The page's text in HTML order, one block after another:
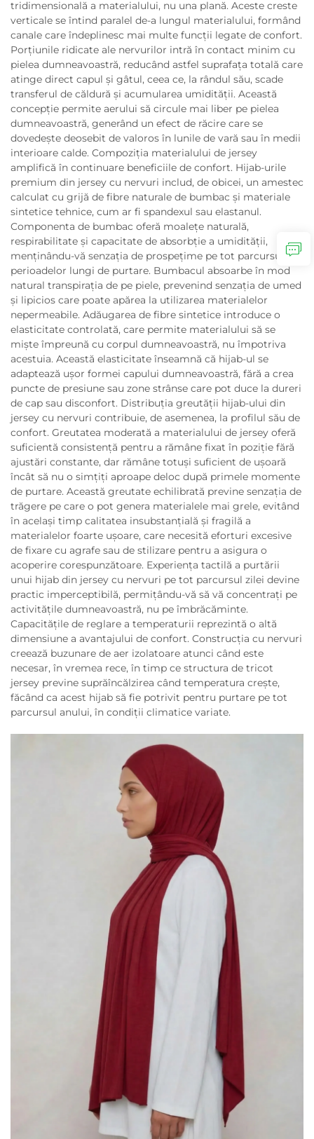
tridimensională a materialului, nu una plană. Aceste creste
verticale se întind paralel de-a lungul materialului, formând
canale care îndeplinesc mai multe funcții legate de confort.
Porțiunile ridicate ale nervurilor intră în contact minim cu
pielea dumneavoastră, reducând astfel suprafața totală care
atinge direct capul și gâtul, ceea ce, la rândul său, scade
transferul de căldură și acumularea umidității. Această
concepție permite aerului să circule mai liber pe pielea
dumneavoastră, generând un efect de răcire care se
dovedește deosebit de valoros în lunile de vară sau în medii
interioare calde. Compoziția materialului de jersey
amplifică în continuare beneficiile de confort. Hijab-urile
premium din jersey cu nervuri includ, de obicei, un amestec
calculat cu grijă de fibre naturale de bumbac și materiale
sintetice tehnice, cum ar fi spandexul sau elastanul.
Componenta de bumbac oferă moalețe naturală,
respirabilitate și capacitate de absorbție a umidității,
menținându-vă senzația de prospețime pe tot parcursul
perioadelor lungi de purtare. Bumbacul absoarbe în mod
natural transpirația de pe piele, prevenind senzația de umed
și lipicios care poate apărea la utilizarea materialelor
nepermeabile. Adăugarea de fibre sintetice introduce o
elasticitate controlată, care permite materialului să se
miște împreună cu corpul dumneavoastră, nu împotriva
acestuia. Această elasticitate înseamnă că hijab-ul se
adaptează ușor formei capului dumneavoastră, fără a crea
puncte de presiune sau zone strânse care pot duce la dureri
de cap sau disconfort. Distribuția greutății hijab-ului din
jersey cu nervuri contribuie, de asemenea, la profilul său de
confort. Greutatea moderată a materialului de jersey oferă
suficientă consistență pentru a rămâne fixat în poziție fără
ajustări constante, dar rămâne totuși suficient de ușoară
încât să nu o simțiți aproape deloc după primele momente
de purtare. Această greutate echilibrată previne senzația de
trăgere pe care o pot genera materialele mai grele, evitând
în același timp calitatea insubstanțială și fragilă a
materialelor foarte ușoare, care necesită eforturi excesive
de fixare cu agrafe sau de stilizare pentru a asigura o
acoperire corespunzătoare. Experiența tactilă a purtării
unui hijab din jersey cu nervuri pe tot parcursul zilei devine
practic imperceptibilă, permițându-vă să vă concentrați pe
activitățile dumneavoastră, nu pe îmbrăcăminte.
Capacitățile de reglare a temperaturii reprezintă o altă
dimensiune a avantajului de confort. Construcția cu nervuri
creează buzunare de aer izolatoare atunci când este
necesar, în vremea rece, în timp ce structura de tricot
jersey previne suprăîncălzirea când temperatura crește,
făcând ca acest hijab să fie potrivit pentru purtare pe tot
parcursul anului, în condiții climatice variate.